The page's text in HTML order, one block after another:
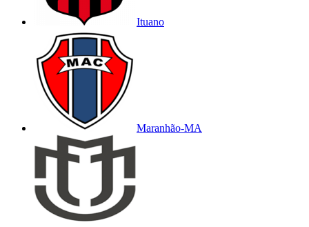
Ituano
Maranhão-MA